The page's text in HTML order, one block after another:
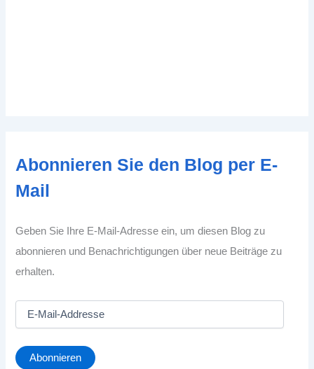
Abonnieren Sie den Blog per E-
Mail
Geben Sie Ihre E-Mail-Adresse ein, um diesen Blog zu
abonnieren und Benachrichtigungen über neue Beiträge zu
erhalten.
a
i
Abonnieren